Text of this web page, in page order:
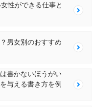
性ができる仕事と
男女別のおすすめ
書かないほうがい
与える書き方を例